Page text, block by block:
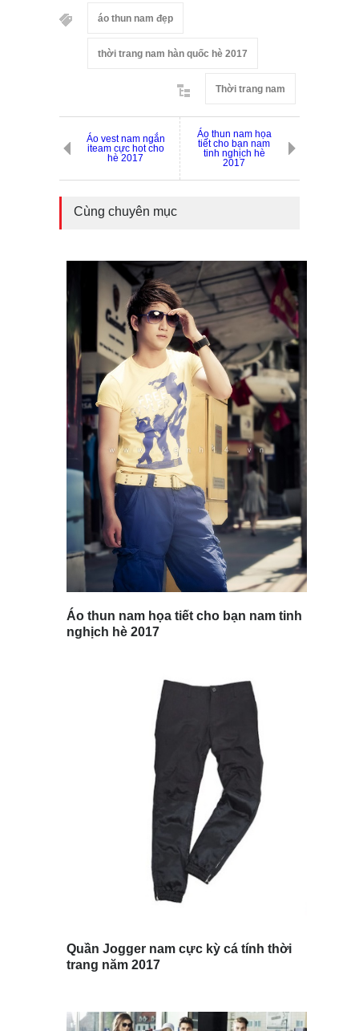
áo thun nam đẹp
thời trang nam hàn quốc hè 2017
Thời trang nam
Áo vest nam ngắn
iteam cực hot cho
hè 2017
Áo thun nam họa
tiết cho bạn nam
tinh nghịch hè
2017
Cùng chuyên mục
Áo thun nam họa tiết cho bạn nam tinh
nghịch hè 2017
Quần Jogger nam cực kỳ cá tính thời
trang năm 2017